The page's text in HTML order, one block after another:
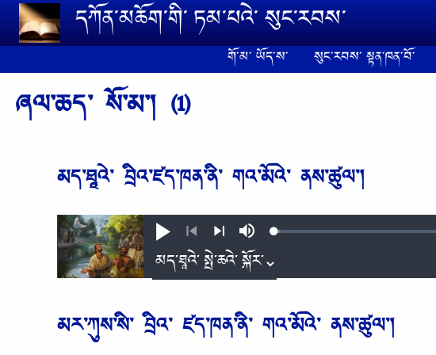
Skip to main content
དཀོན༌མཆོག༌གི༌ ཏམ༌པའེ༌ སུང༌རབས༌
གོ༌མ༌ ཡོད༌ས༌ སུང༌རབས༌ སྟན༌ཁན༌བོ༌
ཞལ་ཆད་ སོ༌མ༌། (1)
མད༌ཐཱའེ༌ བྲིའ༌ཛད༌ཁན༌ནི༌ གའ༌མོའེ༌ ནས༌ཚུལ༌།
Play
Previous
Next
MuteLoaded:
མར༌ཀུས༌སི༌ བྲིའ༌ ཛད༌ཁན༌ནི༌ གའ༌མོའེ༌ ནས༌ཚུལ༌།